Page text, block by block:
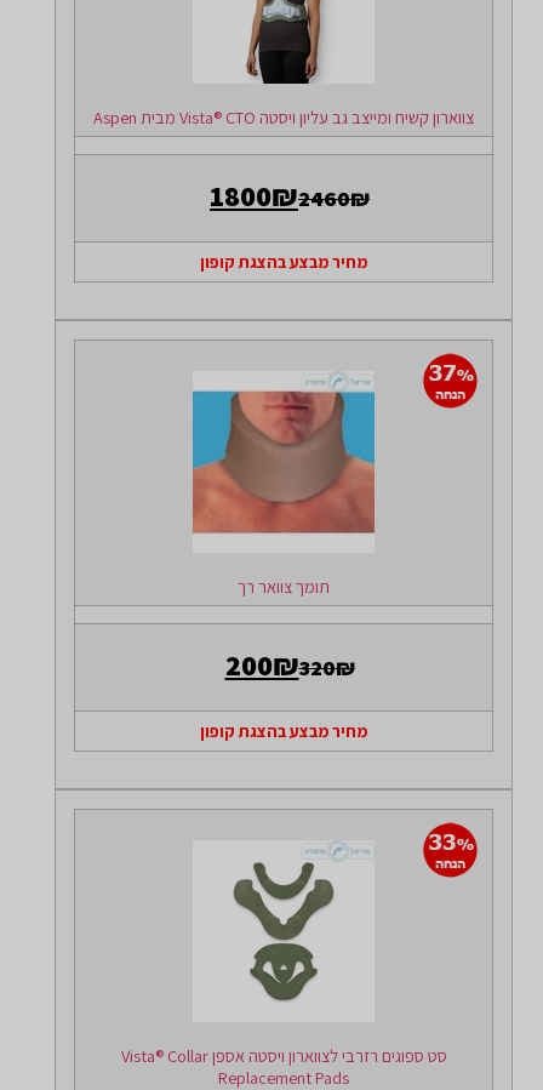
צווארון קשיח ומייצב גב עליון ויסטה Vista® CTO מבית Aspen
1800₪2460₪
מחיר מבצע בהצגת קופון
תומך צוואר רך
200₪320₪
מחיר מבצע בהצגת קופון
סט ספוגים רזרבי לצווארון ויסטה אספן Vista® Collar
Replacement Pads